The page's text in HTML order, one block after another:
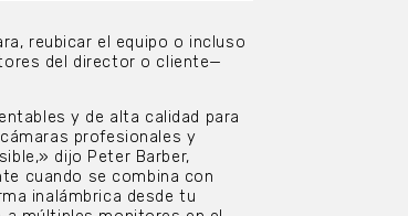
reubicar el equipo o incluso
del director o cliente—
y de alta calidad para
profesionales y
dijo Peter Barber,
cuando se combina con
inalámbrica desde tu